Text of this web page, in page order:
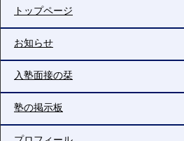
トップページ
お知らせ
入塾面接の栞
塾の掲示板